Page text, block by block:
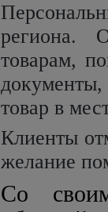
региона.
товарам,
товар в
Клиенты
желание
Со